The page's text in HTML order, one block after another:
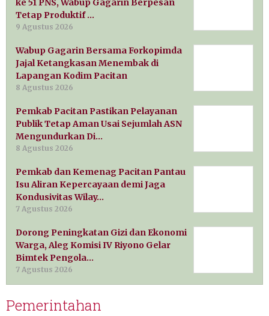
ke 51 PNS, Wabup Gagarin Berpesan
Tetap Produktif …
9 Agustus 2026
Wabup Gagarin Bersama Forkopimda
Jajal Ketangkasan Menembak di
Lapangan Kodim Pacitan
8 Agustus 2026
Pemkab Pacitan Pastikan Pelayanan
Publik Tetap Aman Usai Sejumlah ASN
Mengundurkan Di…
8 Agustus 2026
Pemkab dan Kemenag Pacitan Pantau
Isu Aliran Kepercayaan demi Jaga
Kondusivitas Wilay…
7 Agustus 2026
Dorong Peningkatan Gizi dan Ekonomi
Warga, Aleg Komisi IV Riyono Gelar
Bimtek Pengola…
7 Agustus 2026
Pemerintahan